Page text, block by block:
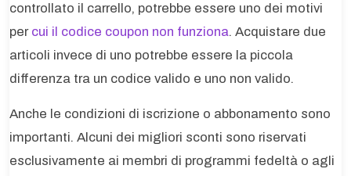
controllato il carrello, potrebbe essere uno dei motivi
per cui il codice coupon non funziona. Acquistare due
articoli invece di uno potrebbe essere la piccola
differenza tra un codice valido e uno non valido.
Anche le condizioni di iscrizione o abbonamento sono
importanti. Alcuni dei migliori sconti sono riservati
esclusivamente ai membri di programmi fedeltà o agli